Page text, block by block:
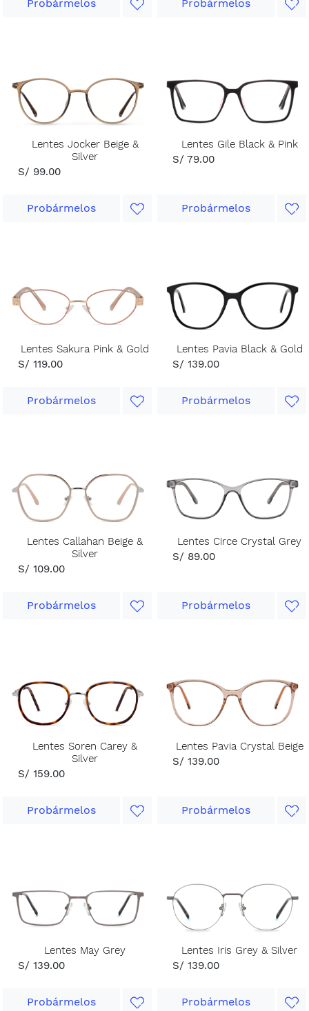
Probármelos Probármelos
Lentes Jocker Beige &
Silver
S/ 99.00
Probármelos
Lentes Gile Black & Pink
S/ 79.00
Probármelos
Lentes Sakura Pink & Gold
S/ 119.00
Probármelos
Lentes Pavia Black & Gold
S/ 139.00
Probármelos
Lentes Callahan Beige &
Silver
S/ 109.00
Probármelos
Lentes Circe Crystal Grey
S/ 89.00
Probármelos
Lentes Soren Carey &
Silver
S/ 159.00
Probármelos
Lentes Pavia Crystal Beige
S/ 139.00
Probármelos
Lentes May Grey
S/ 139.00
Probármelos
Lentes Iris Grey & Silver
S/ 139.00
Probármelos